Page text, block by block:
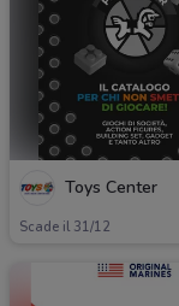
Toys Center
Scade il 31/12